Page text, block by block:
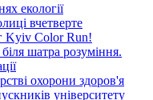
екології
вчетверте
Kyiv Color Run!
шатра розуміння.
охорони здоров'я
університету